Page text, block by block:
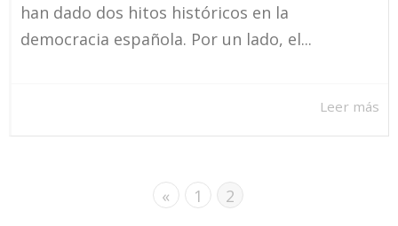
han dado dos hitos históricos en la
democracia española. Por un lado, el...
Leer más
« 1 2